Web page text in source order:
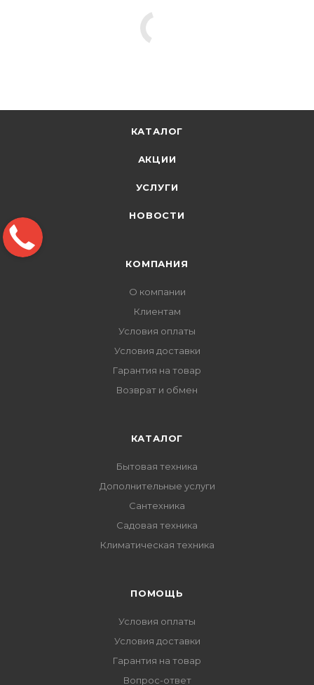
КАТАЛОГ
АКЦИИ
УСЛУГИ
НОВОСТИ
КОМПАНИЯ
О компании
Клиентам
Условия оплаты
Условия доставки
Гарантия на товар
Возврат и обмен
КАТАЛОГ
Бытовая техника
Дополнительные услуги
Сантехника
Садовая техника
Климатическая техника
ПОМОЩЬ
Условия оплаты
Условия доставки
Гарантия на товар
Вопрос-ответ